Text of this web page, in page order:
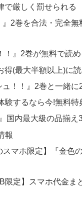
で厳しく罰せられる
』2巻を合法・完全
！』2巻が無料で読
得(最大半額以上)に
！！』2巻と一緒
験するなら今!無料
国内最大級の品揃え
報
スマホ限定】『金
限定】スマホ代金